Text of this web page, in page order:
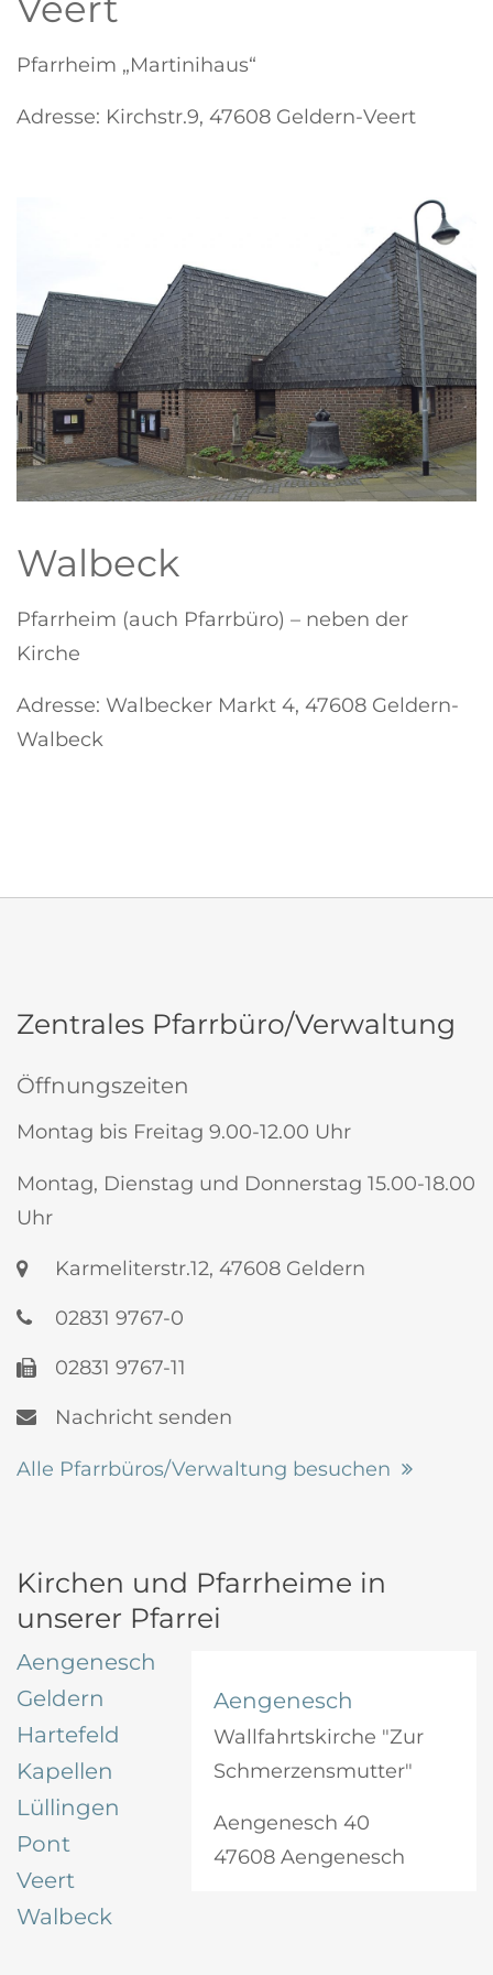
Pfarrheim „Martinihaus“
Adresse: Kirchstr.9, 47608 Geldern-Veert
Walbeck
Pfarrheim (auch Pfarrbüro) – neben der
Kirche
Adresse: Walbecker Markt 4, 47608 Geldern-
Walbeck
Zentrales Pfarrbüro/Verwaltung
Öffnungszeiten
Montag bis Freitag 9.00-12.00 Uhr
Montag, Dienstag und Donnerstag 15.00-18.00
Uhr
Karmeliterstr.12, 47608 Geldern
02831 9767-0
02831 9767-11
Nachricht senden
Alle Pfarrbüros/Verwaltung besuchen
Kirchen und Pfarrheime in
unserer Pfarrei
Aengenesch
Geldern
Hartefeld
Kapellen
Lüllingen
Pont
Veert
Walbeck
Aengenesch
Wallfahrtskirche "Zur
Schmerzensmutter"
Aengenesch 40
47608 Aengenesch